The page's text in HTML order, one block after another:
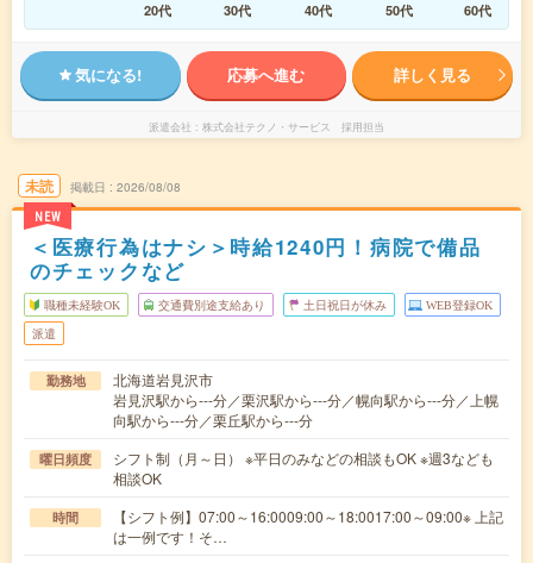
20代
30代 40代 50代 60代
気になる! 応募へ進む 詳しく見る
派遣会社 株式会社テクノ・サービス 採用担当
未読
NEW
掲載日 2026/08/08
＜医療行為はナシ＞時給1240円！病院で備品
のチェックなど
職種未経験OK 交通費別途支給あり 土日祝日が休み WEB登録OK
派遣
勤務地
北海道岩見沢市
岩見沢駅から---分／栗沢駅から---分／幌向駅から---分／上幌
向駅から---分／栗丘駅から---分
曜日頻度
シフト制（月～日） ※平日のみなどの相談もOK ※週3なども
相談OK
時間
【シフト例】07:00～16:0009:00～18:0017:00～09:00※ 上記
は一例です！そ…